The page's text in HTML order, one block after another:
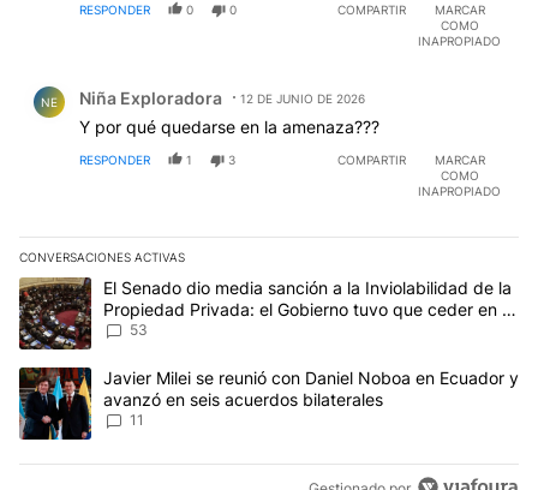
RESPONDER 0 0 COMPARTIR
MARCAR
COMO
INAPROPIADO
NE Niña Exploradora 12 DE JUNIO DE 2026
Y por qué quedarse en la amenaza???
RESPONDER 1 3 COMPARTIR
MARCAR
COMO
INAPROPIADO
CONVERSACIONES ACTIVAS
Este listado muestra los artículos con más comentarios en los
Un artículo de tendencia con el título "El Senado dio media
El Senado dio media sanción a la Inviolabilidad de la
Propiedad Privada: el Gobierno tuvo que ceder en la
Ley del Manejo del Fuego
53
Un artículo de tendencia con el título "Javier Milei se reunió con
Javier Milei se reunió con Daniel Noboa en Ecuador y
avanzó en seis acuerdos bilaterales
11